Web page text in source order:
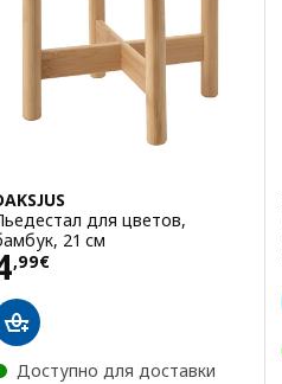
для цветов,
21 см
,99€ 4,99€
Доступно для доставки